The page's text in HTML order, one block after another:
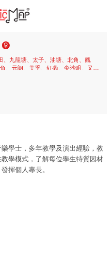
、九龍塘、太子、油塘、北角、觀
、元朗、美孚、紅磡、尖沙咀、又一
、油麻地、大圍、旺角、西半山、鑽
地城
學士，多年教學及演出經驗，教
學模式，了解每位學生特質因材
揮個人專長。